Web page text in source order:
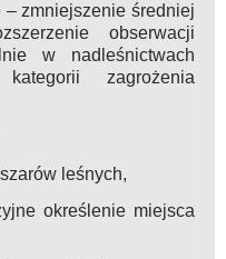
– zmniejszenie średniej
obserwacji
w nadleśnictwach
zagrożenia
leśnych,
określenie miejsca